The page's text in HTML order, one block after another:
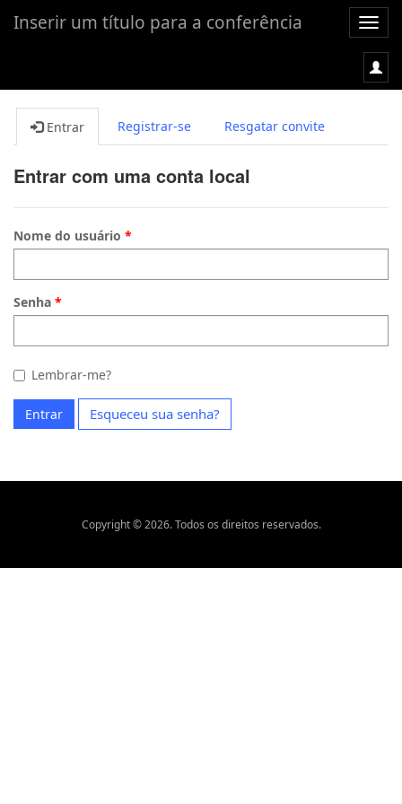
Inserir um título para a conferência
Entrar Registrar-se Resgatar convite
Entrar com uma conta local
Nome do usuário
Senha
Lembrar-me?
Entrar Esqueceu sua senha?
Copyright © 2026. Todos os direitos reservados.